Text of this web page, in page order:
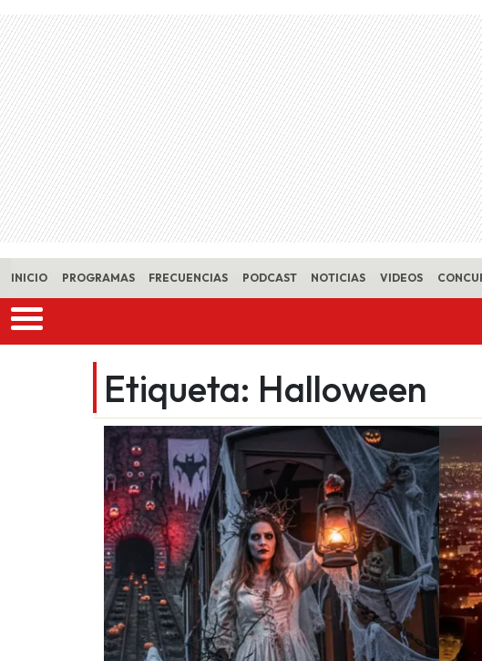
Skip to main content
INICIO PROGRAMAS FRECUENCIAS PODCAST NOTICIAS VIDEOS
Etiqueta: Halloween